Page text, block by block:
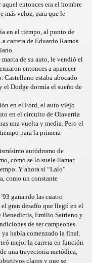
entonces era el hombre
más veloz, para que le
en el tiempo, al punto de
carrera de Eduardo Ramos
de su auto, le vendió el
entonces a aparecer
Castellano estaba abocado
Dodge dormía el sueño de
en el Ford, el auto viejo
en el circuito de Olavarria
una vuelta y media. Pero el
para la primera
autódromo de
como se lo suele llamar.
Y ahora si “Lalo”
como un constante
ganando las cuatro
el gran desafío que llegó en el
Benedictis, Emilio Satriano y
de ser campeones.
ya había comenzado la final.
mejor la carrera en función
una trayectoria metódica,
claros y que se